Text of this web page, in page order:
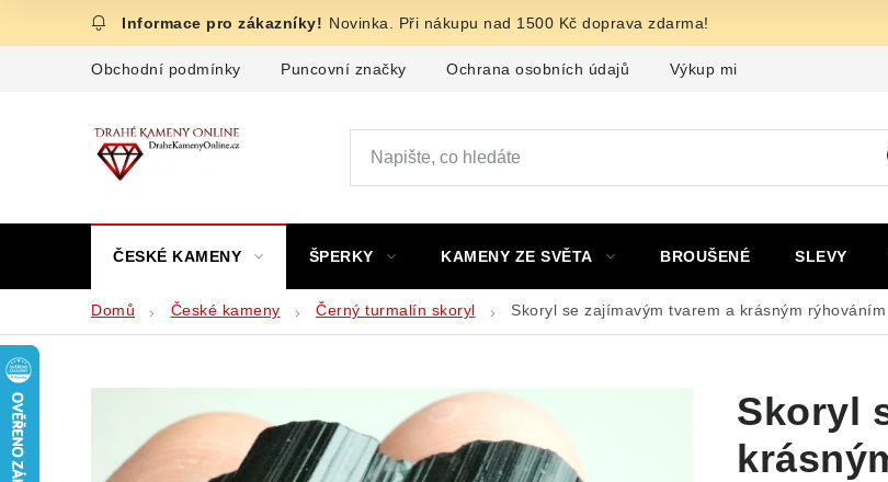
Novinka. Při nákupu nad 1500 Kč doprava zdarma!
Obchodní podmínky Puncovní značky Ochrana osobních údajů Výkup minerálů a drahých
ČESKÉ KAMENY ŠPERKY KAMENY ZE SVĚTA BROUŠENÉ SLEVY
Domů České kameny Černý turmalín skoryl Skoryl se zajímavým tvarem a krásným rýhováním
Skoryl